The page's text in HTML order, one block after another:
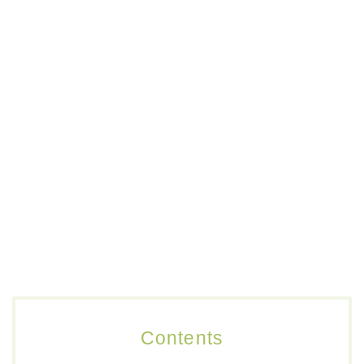
Contents